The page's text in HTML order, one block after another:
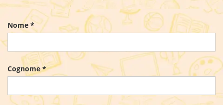
Nome *
Cognome *